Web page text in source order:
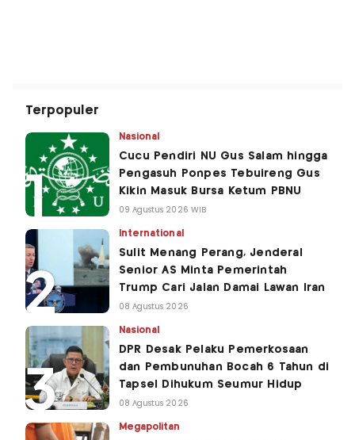
Terpopuler
Nasional
Cucu Pendiri NU Gus Salam hingga
Pengasuh Ponpes Tebuireng Gus
Kikin Masuk Bursa Ketum PBNU
09 Agustus 2026 WIB
International
Sulit Menang Perang, Jenderal
Senior AS Minta Pemerintah
Trump Cari Jalan Damai Lawan Iran
08 Agustus 2026
Nasional
DPR Desak Pelaku Pemerkosaan
dan Pembunuhan Bocah 6 Tahun di
Tapsel Dihukum Seumur Hidup
08 Agustus 2026
Megapolitan